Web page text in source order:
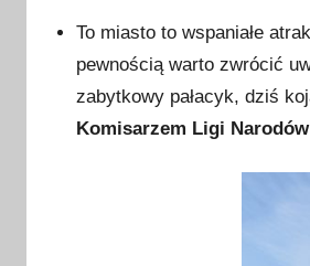
To miasto to wspaniałe
pewnością warto zwrócić
zabytkowy pałacyk, dziś
Komisarzem Ligi Narodów